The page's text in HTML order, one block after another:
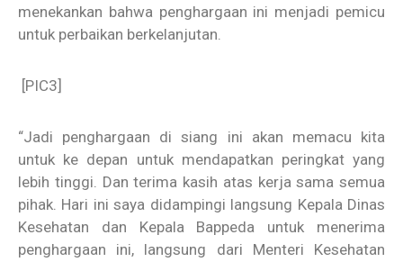
menekankan bahwa penghargaan ini menjadi pemicu
untuk perbaikan berkelanjutan.
[PIC3]
“Jadi penghargaan di siang ini akan memacu kita
untuk ke depan untuk mendapatkan peringkat yang
lebih tinggi. Dan terima kasih atas kerja sama semua
pihak. Hari ini saya didampingi langsung Kepala Dinas
Kesehatan dan Kepala Bappeda untuk menerima
penghargaan ini, langsung dari Menteri Kesehatan